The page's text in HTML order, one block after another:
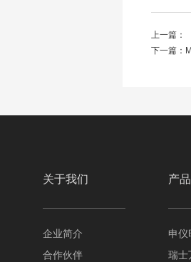
上一篇：
下一篇：
关于我们
企业简介
合作伙伴
产
申仪
瑞士